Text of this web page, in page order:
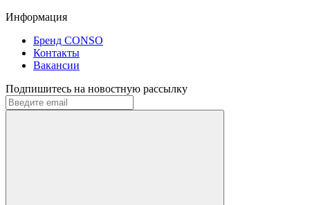
Информация
Бренд CONSO
Контакты
Вакансии
Подпишитесь на новостную рассылку